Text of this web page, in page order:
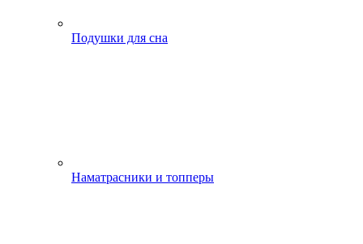
Подушки для сна
Наматрасники и топперы